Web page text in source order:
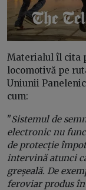
Materialul îl cita
locomotivă pe
Uniunii
cum:
"Sistemul de
electronic nu
de protecție
intervină atunci
greșeală. De
feroviar produs